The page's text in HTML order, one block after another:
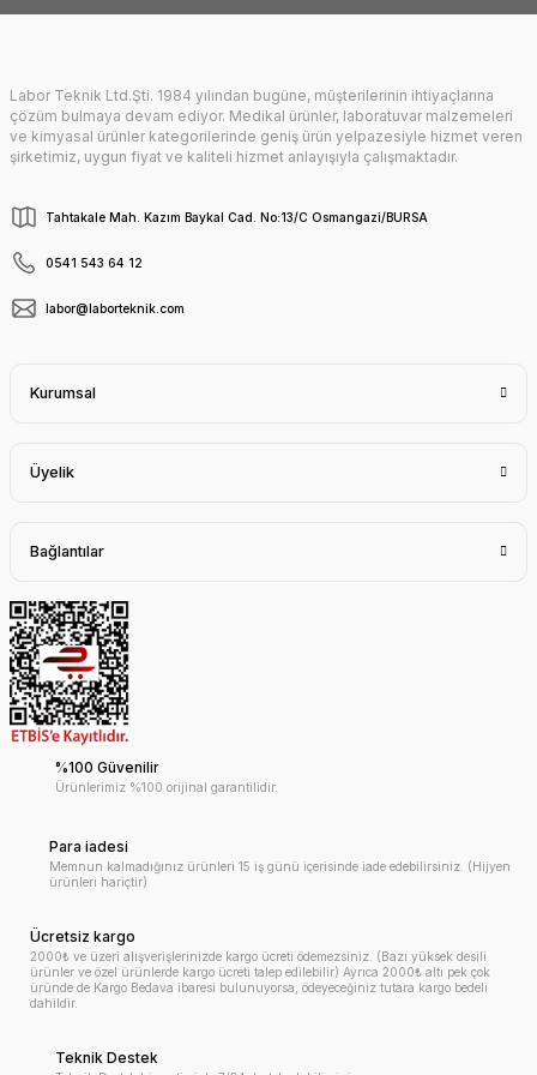
Gönder
Labor Teknik Ltd.Şti. 1984 yılından bugüne, müşterilerinin ihtiyaçlarına
çözüm bulmaya devam ediyor. Medikal ürünler, laboratuvar malzemeleri
ve kimyasal ürünler kategorilerinde geniş ürün yelpazesiyle hizmet veren
şirketimiz, uygun fiyat ve kaliteli hizmet anlayışıyla çalışmaktadır.
Tahtakale Mah. Kazım Baykal Cad. No:13/C Osmangazi/BURSA
0541 543 64 12
labor@laborteknik.com
Kurumsal
Üyelik
Bağlantılar
%100 Güvenilir
Ürünlerimiz %100 orijinal garantilidir.
Para iadesi
Memnun kalmadığınız ürünleri 15 iş günü içerisinde iade edebilirsiniz. (Hijyen
ürünleri hariçtir)
Ücretsiz kargo
2000₺ ve üzeri alışverişlerinizde kargo ücreti ödemezsiniz. (Bazı yüksek desili
ürünler ve özel ürünlerde kargo ücreti talep edilebilir) Ayrıca 2000₺ altı pek çok
üründe de Kargo Bedava ibaresi bulunuyorsa, ödeyeceğiniz tutara kargo bedeli
dahildir.
Teknik Destek